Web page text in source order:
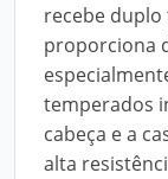
recebe
proporciona
temperados
cabeça e a
alta